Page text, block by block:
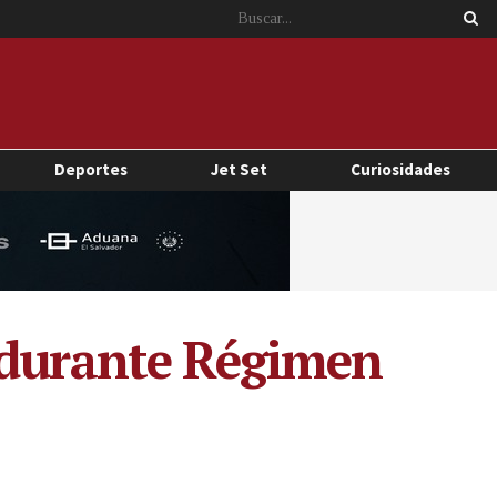
Deportes Jet Set Curiosidades
Régimen